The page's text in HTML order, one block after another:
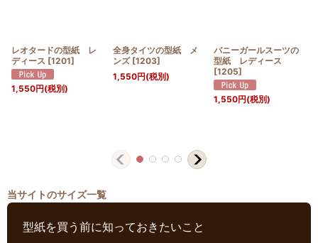
レオタードの型紙 レ
ディース [1201]
1,550円(税別)
全身タイツの型紙 メ
ンズ [1203]
1,550円(税別)
バニーガールスーツの
型紙 レディース
[1205]
1,550円(税別)
当サイトのサイズ一覧
型紙を買う前に知っておきたいこと